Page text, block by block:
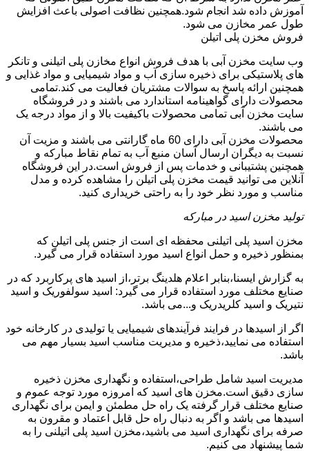
آموزش داده شد انجام شود.همچنین نظافت اصولی باعث افزایش
طول عمر مخازن می شود.
فروش مخزن پلی اتیلن
وب سایت مخزن آبی با هدف فروش انواع مخازن پلی اتیلنی و تانکر
های پلاستیکی برای ذخیره سازی آب و مواد شیمیایی و مواد غذایی و
همچنین ارائه پاسخ به سوالات مشتریان فعالیت می کند.تمامی
محصولات دارای گواهینامه استاندارد می باشند و در فروشگاه
سایت مخزن آبی تمامی محصولات باکیفیت بالا و از مواد درجه یک
می باشند.
محصولات مخزن آبی دارای 60 ماه گارانتی می باشند و مزیت آن
نسبت به دیگران ارسال آسان منبع آب به تمام نقاط مبارکه و
همچنین پشتیبانی و خدمات پس از فروش است.در این فروشگاه
آنلاین می توانید قیمت مخزن پلی اتیلن را مشاهده کرده و مدل
مناسب و مورد نظر خود را به راحتی خریداری کنید.
تولید مخزن اسید در مبارکه
مخزن اسید پلی اتیلنی محفظه ای است از جنس پلی اتیلن که
بمنظور ذخیره و حمل انواع اسید مورد استفاده قرار می گیرد.
به گزارش ایسنا،بنابر اعلام هلدینگ برتر،از اسید های پرکاربرد که در
صنایع مختلف مورد استفاده قرار می گیرد: اسید سولفوریک و اسید
نتیریک و اسید کلریدریک و...می باشد.
اگر از اسیدها در فرایند فرآیندهای شیمیایی یا تولیدی در کارخانه خود
استفاده می نمایید،ذخیره و مدیریت مناسب اسید بسیار مهم می
باشد.
مدیریت اسید شامل طراحی،استفاده و نگهداری مخزن ذخیره
سازی دقیق است.مخزن های اسید که امروزه مورد توجه عموم و
صنایع مختلف قرار گرفته یک راه حل مطمئن و ایمن برای نگهداری
اسیدها می باشد و اگر به دنبال راه حل قابل اعتماد و مقرون به
صرفه برای نگهداری اسید می باشید،مخزن اسید پلی اتیلنی را به
شما پیشنهاد می کنیم.